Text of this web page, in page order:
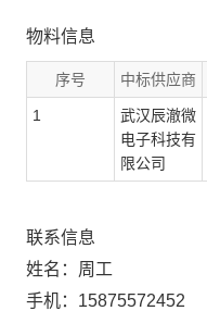
物料信息
序号 中标供应商
1
武汉辰澈微
电子科技有
限公司
联系信息
姓名：周工
手机：15875572452